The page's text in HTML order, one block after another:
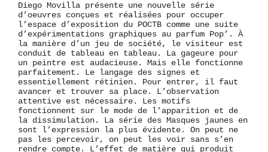
Diego Movilla présente une nouvelle série
d’oeuvres conçues et réalisées pour occuper
l’espace d’exposition du POCTB comme une suite
d’expérimentations graphiques au parfum Pop’. À
la manière d’un jeu de société, le visiteur est
conduit de tableau en tableau. La gageure pour
un peintre est audacieuse. Mais elle fonctionne
parfaitement. Le langage des signes et
essentiellement rétinien. Pour entrer, il faut
avancer et trouver sa place. L’observation
attentive est nécessaire. Les motifs
fonctionnent sur le mode de l’apparition et de
la dissimulation. La série des Masques jaunes en
sont l’expression la plus évidente. On peut ne
pas les percevoir, on peut les voir sans s’en
rendre compte. L’effet de matière qui produit